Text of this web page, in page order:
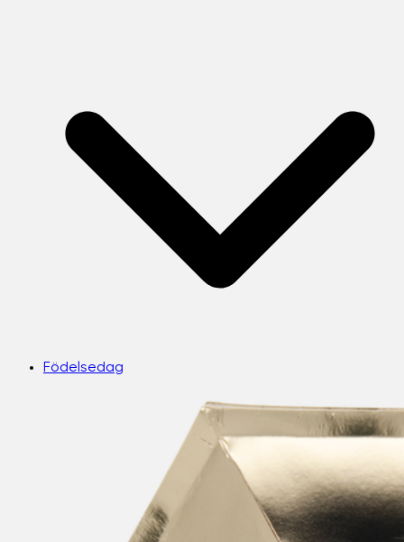
Födelsedag